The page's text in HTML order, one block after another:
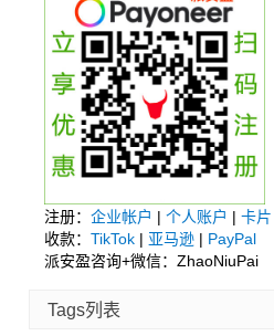
注册： 企业帐户 | 个人账户 | 卡片
收款： TikTok | 亚马逊 | PayPal
派安盈咨询+微信：ZhaoNiuPai
Tags列表